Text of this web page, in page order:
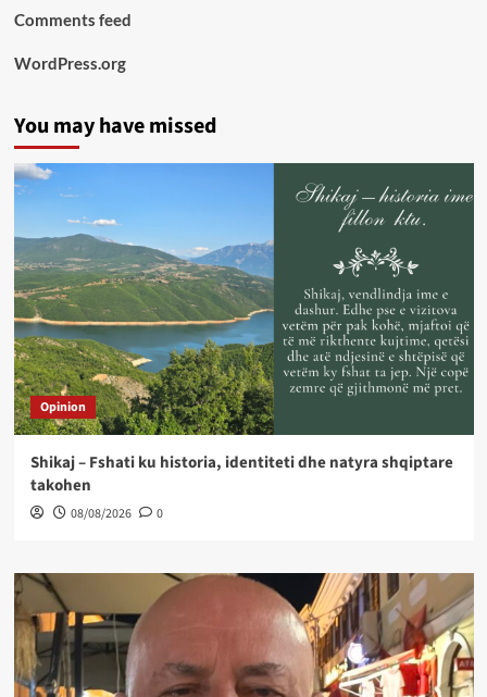
Comments feed
WordPress.org
You may have missed
Opinion
Shikaj – Fshati ku historia, identiteti dhe natyra shqiptare
takohen
08/08/2026 0